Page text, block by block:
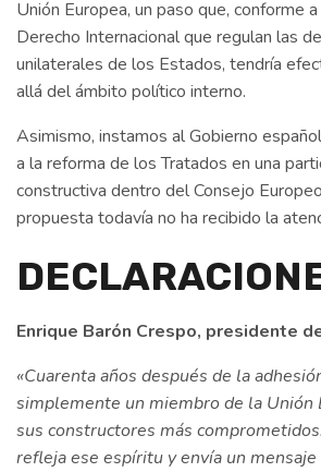
Unión Europea, un paso que, conforme
Derecho Internacional que regulan las
unilaterales de los Estados, tendría
allá del ámbito político interno.
Asimismo, instamos al Gobierno
a la reforma de los Tratados en una
constructiva dentro del Consejo
propuesta todavía no ha recibido la
Enrique Barón Crespo, presidente
«Cuarenta años después de la
simplemente un miembro de la Unión
sus constructores más
refleja ese espíritu y envía un